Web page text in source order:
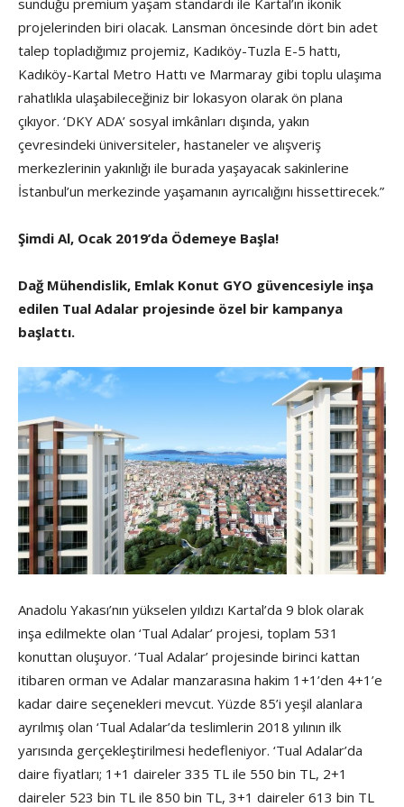
projelerinden biri olacak. Lansman öncesinde dört bin adet
talep topladığımız projemiz, Kadıköy-Tuzla E-5 hattı,
Kadıköy-Kartal Metro Hattı ve Marmaray gibi toplu ulaşıma
rahatlıkla ulaşabileceğiniz bir lokasyon olarak ön plana
çıkıyor. ‘DKY ADA’ sosyal imkânları dışında, yakın
çevresindeki üniversiteler, hastaneler ve alışveriş
merkezlerinin yakınlığı ile burada yaşayacak sakinlerine
İstanbul’un merkezinde yaşamanın ayrıcalığını hissettirecek.”
Şimdi Al, Ocak 2019’da Ödemeye Başla!
Dağ Mühendislik, Emlak Konut GYO güvencesiyle inşa
edilen Tual Adalar projesinde özel bir kampanya
başlattı.
Anadolu Yakası’nın yükselen yıldızı Kartal’da 9 blok olarak
inşa edilmekte olan ‘Tual Adalar’ projesi, toplam 531
konuttan oluşuyor. ‘Tual Adalar’ projesinde birinci kattan
itibaren orman ve Adalar manzarasına hakim 1+1’den 4+1’e
kadar daire seçenekleri mevcut. Yüzde 85’i yeşil alanlara
ayrılmış olan ‘Tual Adalar’da teslimlerin 2018 yılının ilk
yarısında gerçekleştirilmesi hedefleniyor. ‘Tual Adalar’da
daire fiyatları; 1+1 daireler 335 TL ile 550 bin TL, 2+1
daireler 523 bin TL ile 850 bin TL, 3+1 daireler 613 bin TL